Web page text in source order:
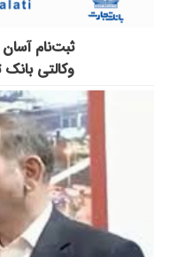
ثبت‌نام
وکالتی